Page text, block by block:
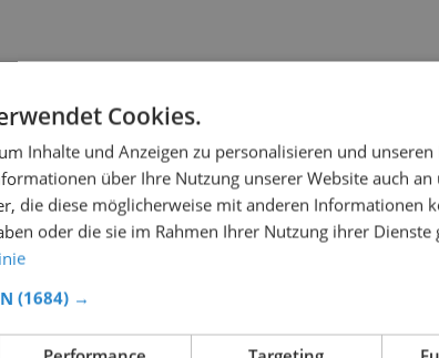
Cookies.
Inhalte und Anzeigen zu personalisieren und
über Ihre Nutzung unserer Website auch an
die diese möglicherweise mit anderen Informationen
oder die sie im Rahmen Ihrer Nutzung ihrer Dienste
(1684) →